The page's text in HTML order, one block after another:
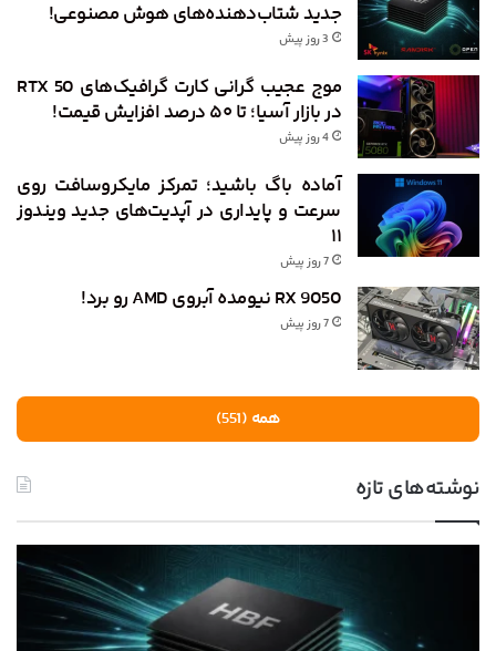
جدید شتاب‌دهنده‌های هوش مصنوعی!
3 روز پیش
موج عجیب گرانی کارت گرافیک‌های RTX 50
در بازار آسیا؛ تا ۵۰ درصد افزایش قیمت!
4 روز پیش
آماده باگ باشید؛ تمرکز مایکروسافت روی
سرعت و پایداری در آپدیت‌های جدید ویندوز
۱۱
7 روز پیش
RX 9050 نیومده آبروی AMD رو برد!
7 روز پیش
همه (551)
نوشته‌های تازه